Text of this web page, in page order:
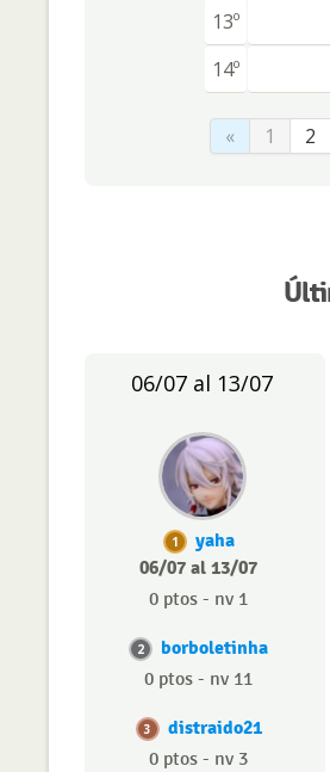
13º
14º
« 1 2
06/07 al 13/07
1
yaha
06/07 al 13/07
0 ptos - nv 1
2 borboletinha
0 ptos - nv 11
3 distraido21
0 ptos - nv 3